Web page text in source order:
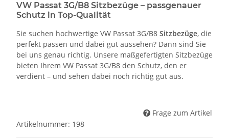
VW Passat 3G/B8 Sitzbezüge – passgenauer
Schutz in Top-Qualität
Sie suchen hochwertige VW Passat 3G/B8 Sitzbezüge, die
perfekt passen und dabei gut aussehen? Dann sind Sie
bei uns genau richtig. Unsere maßgefertigten Sitzbezüge
bieten Ihrem VW Passat 3G/B8 den Schutz, den er
verdient – und sehen dabei noch richtig gut aus.
Frage zum Artikel
Artikelnummer: 198